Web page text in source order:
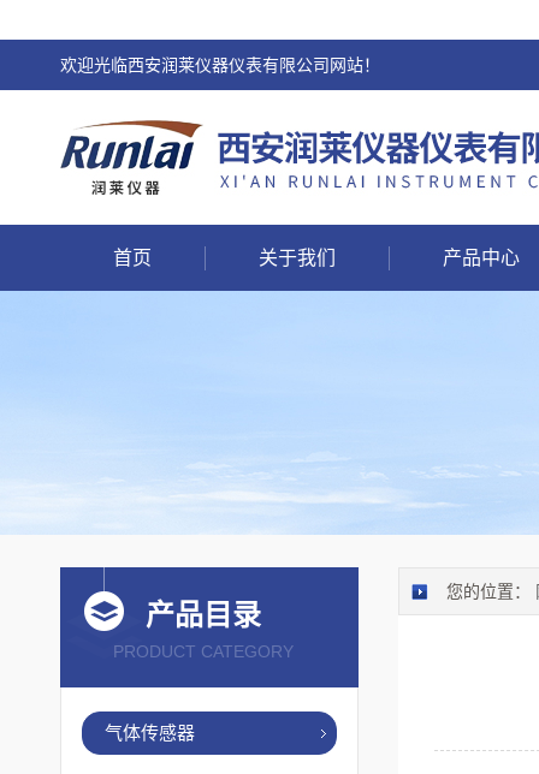
欢迎光临西安润莱仪器仪表有限公司网站！
首页 关于我们 产品中心
产品目录
PRODUCT CATEGORY
气体传感器
您的位置：